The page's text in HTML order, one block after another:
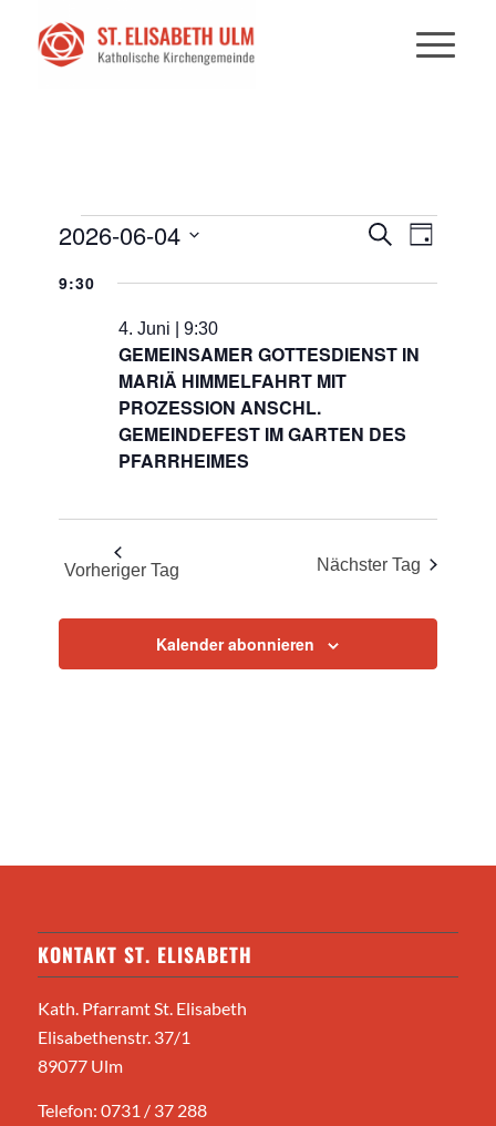
VERANSTALTUNGEN
FÜR
JUNI
2026
Suche
Tag
2026-06-04
wählen.
9:30
GEMEINSAMER GOTTESDIENST IN
MARIÄ HIMMELFAHRT MIT
PROZESSION ANSCHL.
GEMEINDEFEST IM GARTEN DES
PFARRHEIMES
4. Juni | 9:30
Vorheriger Tag Nächster Tag
Kalender abonnieren
KONTAKT ST. ELISABETH
Kath. Pfarramt St. Elisabeth
Elisabethenstr. 37/1
89077 Ulm
Telefon: 0731 / 37 288